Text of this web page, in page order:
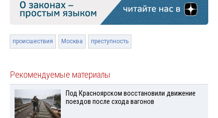
происшествия Москва преступность
Рекомендуемые материалы
Под Красноярском восстановили движение
поездов после схода вагонов